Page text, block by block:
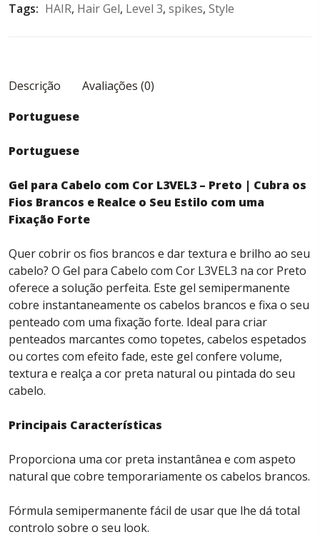
Tags: HAIR, Hair Gel, Level 3, spikes, Style
Descrição
Avaliações (0)
Portuguese
Portuguese
Gel para Cabelo com Cor L3VEL3 – Preto | Cubra os
Fios Brancos e Realce o Seu Estilo com uma
Fixação Forte
Quer cobrir os fios brancos e dar textura e brilho ao seu
cabelo? O Gel para Cabelo com Cor L3VEL3 na cor Preto
oferece a solução perfeita. Este gel semipermanente
cobre instantaneamente os cabelos brancos e fixa o seu
penteado com uma fixação forte. Ideal para criar
penteados marcantes como topetes, cabelos espetados
ou cortes com efeito fade, este gel confere volume,
textura e realça a cor preta natural ou pintada do seu
cabelo.
Principais Características
Proporciona uma cor preta instantânea e com aspeto
natural que cobre temporariamente os cabelos brancos.
Fórmula semipermanente fácil de usar que lhe dá total
controlo sobre o seu look.